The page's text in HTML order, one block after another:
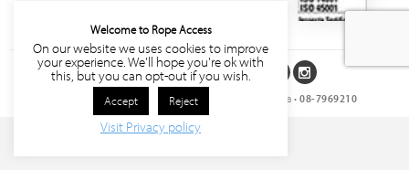
Följ oss på sociala medier
Rope Access Sverige AB • Storgatan 27, 171 63 Solna • 08-7969210
Welcome to Rope Access
On our website we uses cookies to improve
your experience. We'll hope you're ok with
this, but you can opt-out if you wish.
Accept Reject
Visit Privacy policy